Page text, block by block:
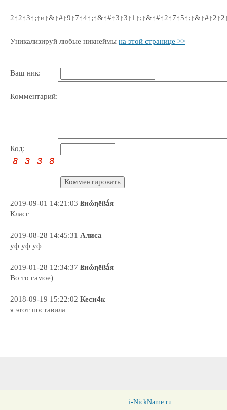
Уникализируй любые никнеймы на этой странице >>
Ваш ник:
Комментарий:
Код:
2019-09-01 14:21:03 ßиώŋēßǻя
Класс
2019-08-28 14:45:31 Алиса
уф уф уф
2019-01-28 12:34:37 ßиώŋēßǻя
Во то самое)
2018-09-19 15:22:02 Кеси4к
я этот поставила
i-NickName.ru